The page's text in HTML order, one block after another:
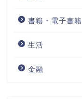
書籍・電子書籍
生活
金融